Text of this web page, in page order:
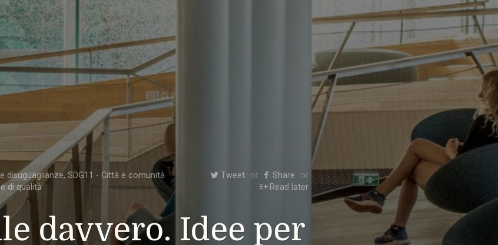
disuguaglianze, SDG11 - Città e comunità
di qualità
Tweet
Share
Read later
davvero. Idee per